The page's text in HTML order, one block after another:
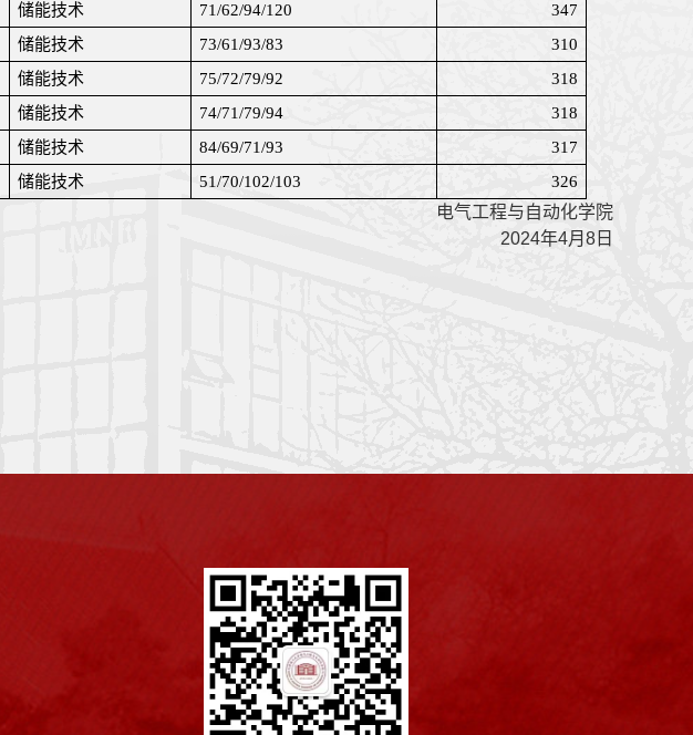
储能技术 71/62/94/120
347
储能技术 73/61/93/83
310
储能技术 75/72/79/92
318
储能技术 74/71/79/94
318
储能技术 84/69/71/93
317
储能技术 51/70/102/103 326
电气工程与自动化学院
2024年4月 8 日